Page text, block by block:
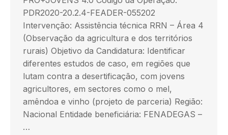
PDR2020-20.2.4-FEADER-055202
Intervenção: Assistência técnica RRN – Área 4
(Observação da agricultura e dos territórios
rurais) Objetivo da Candidatura: Identificar
diferentes estudos de caso, em regiões que
lutam contra a desertificação, com jovens
agricultores, em sectores como o mel,
amêndoa e vinho (projeto de parceria) Região:
Nacional Entidade beneficiária: FENADEGAS –
…